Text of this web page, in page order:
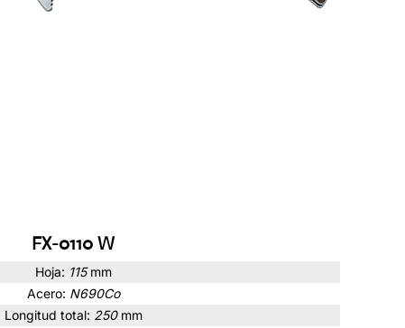
FX-0110 W
Hoja: 115 mm
Acero: N690Co
Longitud total: 250 mm